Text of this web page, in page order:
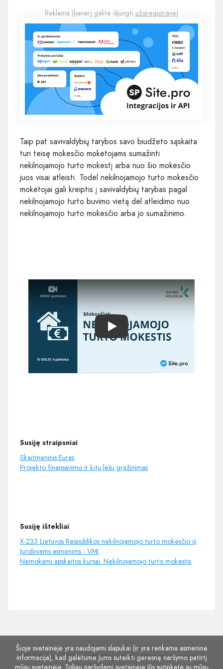
Reklama (banerį galite išjungti užsiregistravę)
Taip pat savivaldybių tarybos savo biudžeto sąskaita
turi teisę mokesčio mokėtojams sumažinti
nekilnojamojo turto mokestį arba nuo šio mokesčio
juos visai atleisti. Todėl nekilnojamojo turto mokesčio
mokėtojai gali kreiptis į savivaldybių tarybas pagal
nekilnojamojo turto buvimo vietą dėl atleidimo nuo
nekilnojamojo turto mokesčio arba jo sumažinimo.
Play
Susiję straipsniai
Skaitmeninis Euras
Projekto finansavimo ir kitų lėšų grąžinimas
Susiję ištekliai
X-233 Lietuvos Respublikos nekilnojamojo turto mokesčio įstatymas (7 str. 2 d.)
Juridiniams asmenims - VMI
Nemokami apskaitos kursai. Nekilnojamojo turto mokestis
© Site.pro 2011. Svetainių konstruktorius.Jungtinės
Šioje svetainėje yra naudojami slapukai (ir yra renkama asmeninė
informacija), kad galėtume Jums suteikti geresnę naršymo patirtį
mūsų svetainėje. Toliau naršydami svetainėje Jūs sutinkate su mūsų